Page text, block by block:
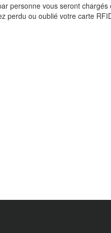
personne vous seront
perdu ou oublié votre carte